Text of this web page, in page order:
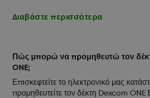
Διαβάστε περισσότερα
Πώς μπορώ να προμηθευτώ τον
ONE;
Επισκεφτείτε το ηλεκτρονικό μας
προμηθευτείτε τον δέκτη Dexcom